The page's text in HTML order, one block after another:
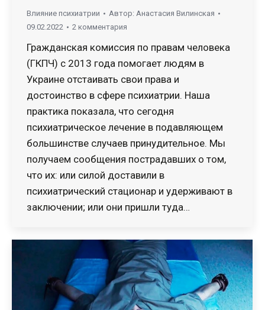
Влияние психиатрии Автор: Анастасия Вилинская
09.02.2022
2 комментария
Гражданская комиссия по правам человека
(ГКПЧ) с 2013 года помогает людям в
Украине отстаивать свои права и
достоинство в сфере психиатрии. Наша
практика показала, что сегодня
психиатрическое лечение в подавляющем
большинстве случаев принудительное. Мы
получаем сообщения пострадавших о том,
что их: или силой доставили в
психиатрический стационар и удерживают в
заключении; или они пришли туда…